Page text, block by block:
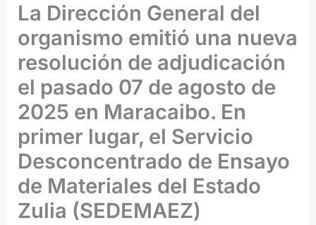
La Dirección General del
organismo emitió una nueva
resolución de adjudicación
el pasado 07 de agosto de
2025 en Maracaibo. En
primer lugar, el Servicio
Desconcentrado de Ensayo
de Materiales del Estado
Zulia (SEDEMAEZ)